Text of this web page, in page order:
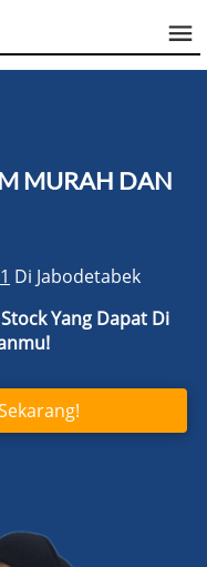
MURAH DAN
Di Jabodetabek
Yang Dapat Di